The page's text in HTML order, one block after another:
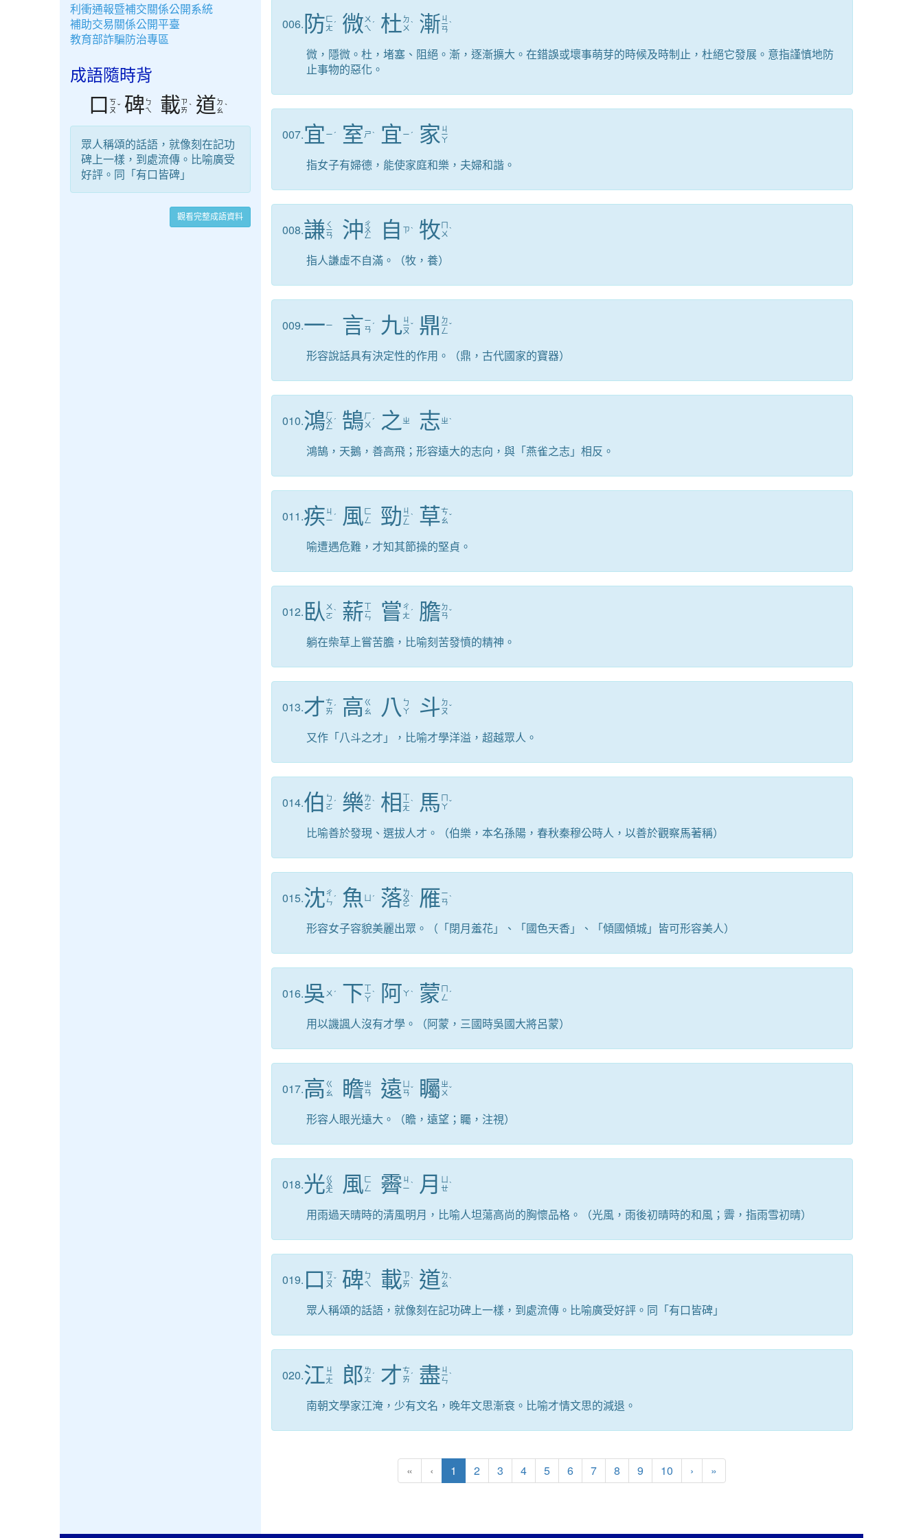
006. 防 ㄈ
ㄤ ˊ 微 ㄨ
ㄟ ˊ 杜 ㄉ
ㄨ ˋ 漸 ㄐ
ㄧ
ㄢ
ˋ
微，隱微。杜，堵塞、阻絕。漸，逐漸擴大。在錯誤或壞事萌芽的時候及時制止，杜絕它發展。意指謹慎地防
止事物的惡化。
007.宜 ㄧ ˊ 室 ㄕˋ 宜 ㄧ ˊ 家 ㄐ
ㄧ
ㄚ
指女子有婦德，能使家庭和樂，夫婦和諧。
008.謙 ㄑ
ㄧ
ㄢ 沖 ㄔ
ㄨ
ㄥ 自 ㄗˋ 牧 ㄇ
ㄨ ˋ
指人謙虛不自滿。（牧，養）
009.一ㄧ 言ㄧ
ㄢ ˊ 九 ㄐ
ㄧ
ㄡ
ˇ 鼎 ㄉ
ㄧ
ㄥ
ˇ
形容說話具有決定性的作用。（鼎，古代國家的寶器）
010.鴻ㄏ
ㄨ
ㄥ
ˊ 鵠ㄏ
ㄨ ˊ 之 ㄓ 志ㄓˋ
鴻鵠，天鵝，善高飛；形容遠大的志向，與「燕雀之志」相反。
011.疾 ㄐ
ㄧ ˊ 風 ㄈ
ㄥ
勁 ㄐ
ㄧ
ㄥ
ˋ 草ㄘ
ㄠˇ
喻遭遇危難，才知其節操的堅貞。
012. 臥 ㄨ
ㄛˋ 薪ㄒ
ㄧ
ㄣ 嘗 ㄔ
ㄤ ˊ 膽 ㄉ
ㄢˇ
躺在柴草上嘗苦膽，比喻刻苦發憤的精神。
013.才ㄘ
ㄞ ˊ 高 ㄍ
ㄠ
八 ㄅ
ㄚ
斗 ㄉ
ㄡˇ
又作「八斗之才」，比喻才學洋溢，超越眾人。
014.伯 ㄅ
ㄛ ˊ 樂ㄌ
ㄜˋ 相 ㄒ
ㄧ
ㄤ
ˋ 馬 ㄇ
ㄚˇ
比喻善於發現、選拔人才。（伯樂，本名孫陽，春秋秦穆公時人，以善於觀察馬著稱）
015.沈ㄔ
ㄣ ˊ 魚 ˊ 落ㄌ
ㄨ
ㄛ
ˋ 雁ㄧ
ㄢˋ
形容女子容貌美麗出眾。（「閉月羞花」、「國色天香」、「傾國傾城」皆可形容美人）
016.吳 ㄨ ˊ 下ㄒ
ㄧ
ㄚ
ˋ 阿ㄚˋ 蒙 ㄇ
ㄥ ˊ
用以譏諷人沒有才學。（阿蒙，三國時吳國大將呂蒙）
017.高 ㄍ
ㄠ
瞻ㄓ
ㄢ
遠 ㄢˇ 矚 ㄓ
ㄨ ˇ
形容人眼光遠大。（瞻，遠望；矚，注視）
018.光ㄍ
ㄨ
ㄤ 風 ㄈ
ㄥ
霽 ㄐ
ㄧˋ 月
ㄝˋ
用雨過天晴時的清風明月，比喻人坦蕩高尚的胸懷品格。（光風，雨後初晴時的和風；霽，指雨雪初晴）
019. 口 ㄎ
ㄡˇ 碑 ㄅ
ㄟ
載ㄗ
ㄞˋ 道 ㄉ
ㄠˋ
眾人稱頌的話語，就像刻在記功碑上一樣，到處流傳。比喻廣受好評。同「有口皆碑」
020.江 ㄐ
ㄧ
ㄤ 郎 ㄌ
ㄤ ˊ 才ㄘ
ㄞ ˊ 盡 ㄐ
ㄧ
ㄣ
ˋ
南朝文學家江淹，少有文名，晚年文思漸衰。比喻才情文思的減退。
« ‹ 1 (目前頁次)
2 3 4 5 6 7 8 9 10 › 下一頁
»
利衝通報暨補交關係公開系統
補助交易關係公開平臺
教育部詐騙防治專區
成語隨時背
口ㄎ
ㄡ ˇ 碑 ㄅ
ㄟ
載ㄗ
ㄞ ˋ 道 ㄉ
ㄠ ˋ
眾人稱頌的話語，就像刻在記功
碑上一樣，到處流傳。比喻廣受
好評。同「有口皆碑」
觀看完整成語資料